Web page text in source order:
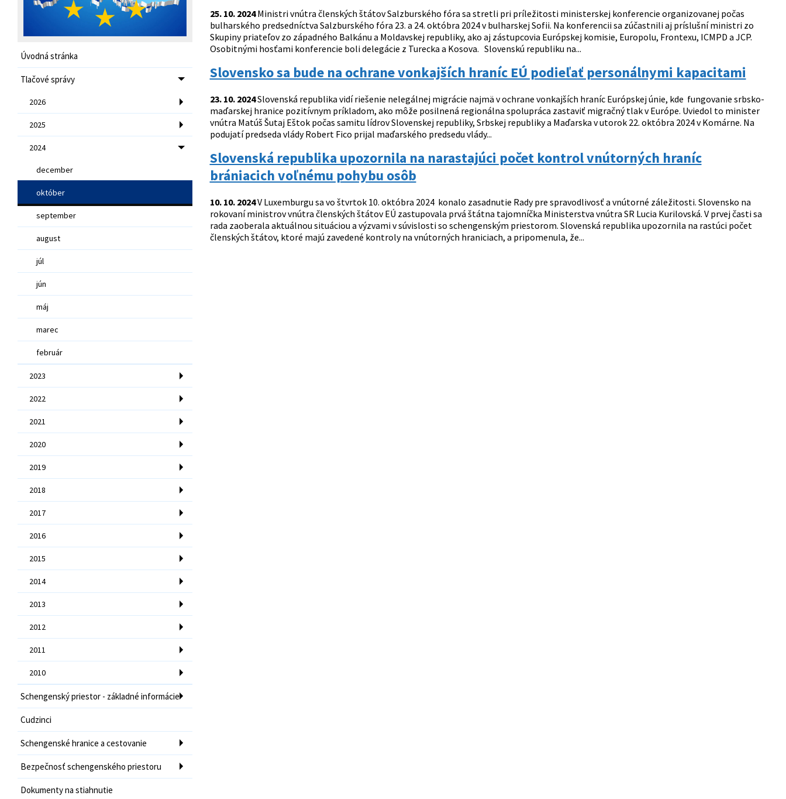
Úvodná stránka
Tlačové správy
2026
2025
2024
december
október
september
august
júl
jún
máj
marec
február
2023
2022
2021
2020
2019
2018
2017
2016
2015
2014
2013
2012
2011
2010
Schengenský priestor - základné informácie
Cudzinci
Schengenské hranice a cestovanie
Bezpečnosť schengenského priestoru
Dokumenty na stiahnutie
25. 10. 2024Ministri vnútra členských štátov Salzburského fóra sa stretli pri príležitosti ministerskej konferencie organizovanej počas
bulharského predsedníctva Salzburského fóra 23. a 24. októbra 2024 v bulharskej Sofii. Na konferencii sa zúčastnili aj príslušní ministri zo
Skupiny priateľov zo západného Balkánu a Moldavskej republiky, ako aj zástupcovia Európskej komisie, Europolu, Frontexu, ICMPD a JCP.
Osobitnými hosťami konferencie boli delegácie z Turecka a Kosova. Slovenskú republiku na...
Slovensko sa bude na ochrane vonkajších hraníc EÚ podieľať personálnymi kapacitami
23. 10. 2024Slovenská republika vidí riešenie nelegálnej migrácie najmä v ochrane vonkajších hraníc Európskej únie, kde fungovanie srbsko-
maďarskej hranice pozitívnym príkladom, ako môže posilnená regionálna spolupráca zastaviť migračný tlak v Európe. Uviedol to minister
vnútra Matúš Šutaj Eštok počas samitu lídrov Slovenskej republiky, Srbskej republiky a Maďarska v utorok 22. októbra 2024 v Komárne. Na
podujatí predseda vlády Robert Fico prijal maďarského predsedu vlády...
Slovenská republika upozornila na narastajúci počet kontrol vnútorných hraníc
brániacich voľnému pohybu osôb
10. 10. 2024V Luxemburgu sa vo štvrtok 10. októbra 2024 konalo zasadnutie Rady pre spravodlivosť a vnútorné záležitosti. Slovensko na
rokovaní ministrov vnútra členských štátov EÚ zastupovala prvá štátna tajomníčka Ministerstva vnútra SR Lucia Kurilovská. V prvej časti sa
rada zaoberala aktuálnou situáciou a výzvami v súvislosti so schengenským priestorom. Slovenská republika upozornila na rastúci počet
členských štátov, ktoré majú zavedené kontroly na vnútorných hraniciach, a pripomenula, že...